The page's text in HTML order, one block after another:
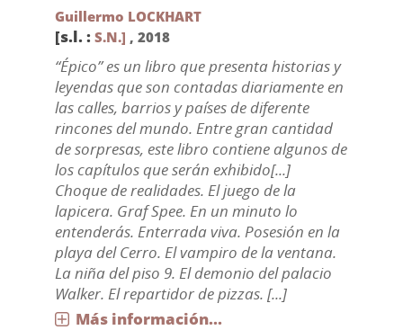
Guillermo LOCKHART
[s.l. : S.N.] , 2018
“Épico” es un libro que presenta historias y
leyendas que son contadas diariamente en
las calles, barrios y países de diferente
rincones del mundo. Entre gran cantidad
de sorpresas, este libro contiene algunos de
los capítulos que serán exhibido[...]
Choque de realidades. El juego de la
lapicera. Graf Spee. En un minuto lo
entenderás. Enterrada viva. Posesión en la
playa del Cerro. El vampiro de la ventana.
La niña del piso 9. El demonio del palacio
Walker. El repartidor de pizzas. [...]
Más información...